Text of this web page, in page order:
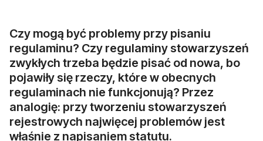
Czy mogą być problemy przy pisaniu
regulaminu? Czy regulaminy stowarzyszeń
zwykłych trzeba będzie pisać od nowa, bo
pojawiły się rzeczy, które w obecnych
regulaminach nie funkcjonują? Przez
analogię: przy tworzeniu stowarzyszeń
rejestrowych najwięcej problemów jest
właśnie z napisaniem statutu.